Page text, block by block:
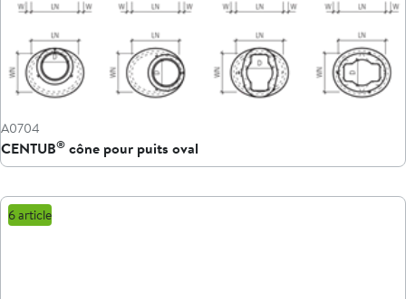
A0704
CENTUB® cône pour puits oval
6 article